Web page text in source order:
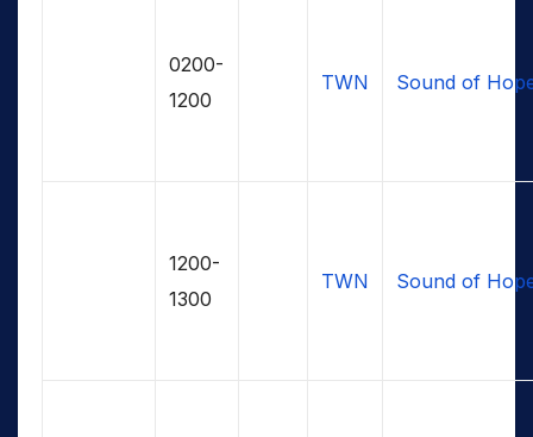
0200-
1200
TWN Sound of
1200-
1300
TWN Sound of